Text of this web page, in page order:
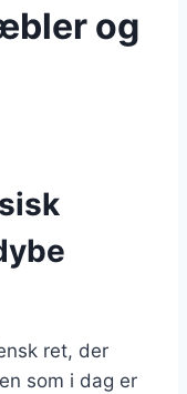
og
ret, der
som i dag er